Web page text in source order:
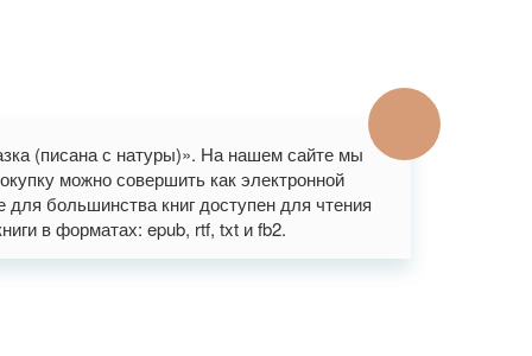
(писана с натуры)». На нашем сайте мы
можно совершить как электронной
большинства книг доступен для чтения
в форматах: epub, rtf, txt и fb2.